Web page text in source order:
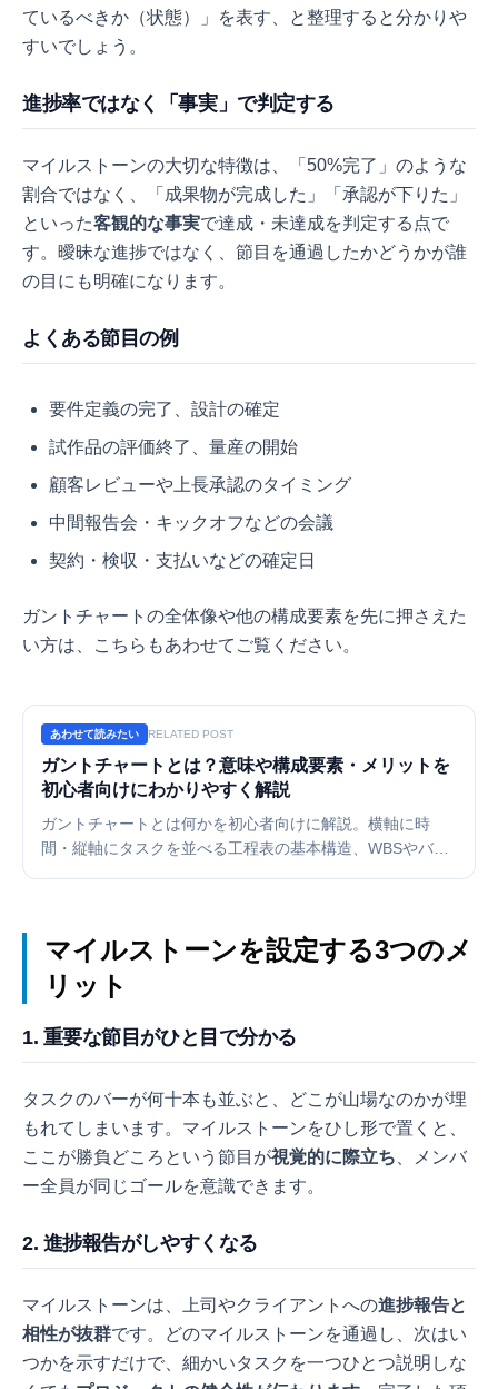
ているべきか（状態）」を表す、と整理すると分かりや
すいでしょう。
進捗率ではなく「事実」で判定する
マイルストーンの大切な特徴は、「50%完了」のような
割合ではなく、「成果物が完成した」「承認が下りた」
といった客観的な事実で達成・未達成を判定する点で
す。曖昧な進捗ではなく、節目を通過したかどうかが誰
の目にも明確になります。
よくある節目の例
要件定義の完了、設計の確定
試作品の評価終了、量産の開始
顧客レビューや上長承認のタイミング
中間報告会・キックオフなどの会議
契約・検収・支払いなどの確定日
ガントチャートの全体像や他の構成要素を先に押さえた
い方は、こちらもあわせてご覧ください。
あわせて読みたい RELATED POST
ガントチャートとは？意味や構成要素・メリットを
初心者向けにわかりやすく解説
ガントチャートとは何かを初心者向けに解説。横軸に時
間・縦軸にタスクを並べる工程表の基本構造、WBSやバー
マイルストーンを設定する3つのメ
リット
1. 重要な節目がひと目で分かる
タスクのバーが何十本も並ぶと、どこが山場なのかが埋
もれてしまいます。マイルストーンをひし形で置くと、
ここが勝負どころという節目が視覚的に際立ち 、メンバ
ー全員が同じゴールを意識できます。
2. 進捗報告がしやすくなる
マイルストーンは、上司やクライアントへの進捗報告と
相性が抜群です。どのマイルストーンを通過し、次はい
つかを示すだけで、細かいタスクを一つひとつ説明しな